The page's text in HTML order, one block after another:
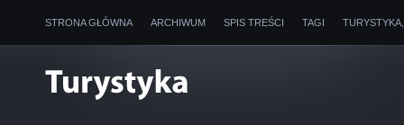
STRONA GŁÓWNA ARCHIWUM SPIS TREŚCI TAGI